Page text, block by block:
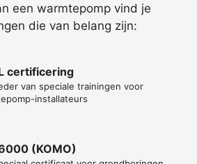
een warmtepomp vind je
die van belang zijn:
certificering
van speciale trainingen voor
installateurs
(KOMO)